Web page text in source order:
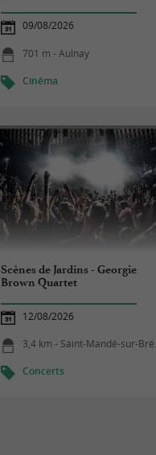
09/08/2026
701 m - Aulnay
Cinéma
Scènes de Jardins - Georgie
Brown Quartet
12/08/2026
3,4 km - Saint-Mandé-sur-Brédoire
Concerts